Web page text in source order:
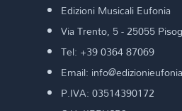
Edizioni Musicali Eufonia
Via Trento, 5 - 25055
Tel: +39 0364 87069
Email:
P.IVA: 03514390172